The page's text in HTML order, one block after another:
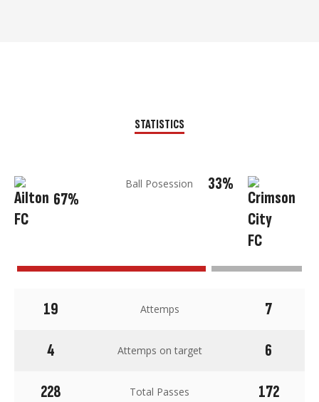
STATISTICS
67%
Ball Posession 33%
19 Attemps
7
4
Attemps on target
6
228
Total Passes
172